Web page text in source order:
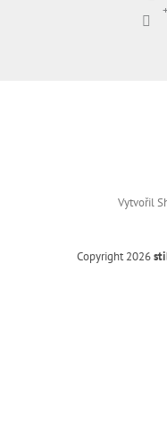
Vytvořil
Copyright 2026